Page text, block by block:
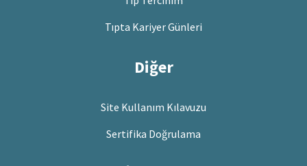
Tıpta Kariyer Günleri
Diğer
Site Kullanım Kılavuzu
Sertifika Doğrulama